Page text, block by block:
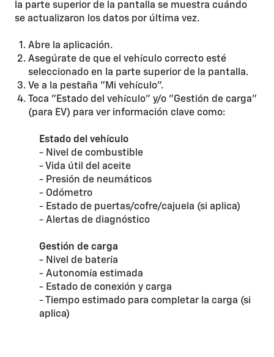
la parte superior de la pantalla se muestra cuándo
se actualizaron los datos por última vez.
Abre la aplicación.
Asegúrate de que el vehículo correcto esté
seleccionado en la parte superior de la pantalla.
Ve a la pestaña "Mi vehículo".
Toca "Estado del vehículo" y/o "Gestión de carga"
(para EV) para ver información clave como:
Estado del vehículo
- Nivel de combustible
- Vida útil del aceite
- Presión de neumáticos
- Odómetro
- Estado de puertas/cofre/cajuela (si aplica)
- Alertas de diagnóstico
Gestión de carga
- Nivel de batería
- Autonomía estimada
- Estado de conexión y carga
- Tiempo estimado para completar la carga (si
aplica)